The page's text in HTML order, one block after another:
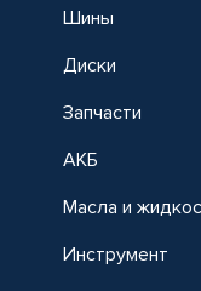
Шины
Диски
Запчасти
АКБ
Масла и
Инструмент